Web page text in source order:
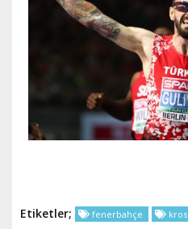
Etiketler; fenerbahçe kros